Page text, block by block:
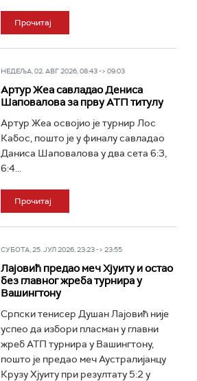
Прочитај
НЕДЕЉА, 02. АВГ 2026, 08:43 -> 09:03
Артур Жеа савладао Дениса
Шаповалова за прву АТП титулу
Артур Жеа освојио је турнир Лос
Кабос, пошто је у финалу савладао
Даниса Шаповалова у два сета 6:3,
6:4...
Прочитај
СУБОТА, 25. ЈУЛ 2026, 23:23 -> 23:55
Лајовић предао меч Хјуиту и остао
без главног жреба турнира у
Вашингтону
Српски тенисер Душан Лајовић није
успео да избори пласман у главни
жреб АТП турнира у Вашингтону,
пошто је предао меч Аустралијанцу
Крузу Хјуиту при резултату 5:2 у